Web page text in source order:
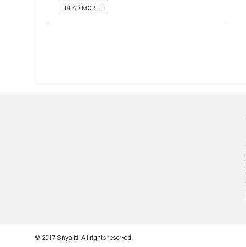
READ MORE +
© 2017 Sinyaliti. All rights reserved.